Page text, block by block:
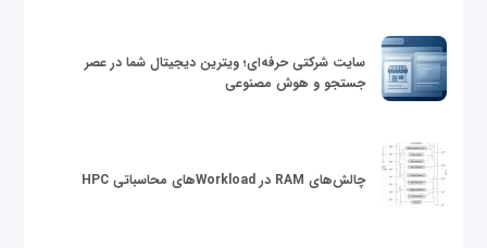
سایت شرکتی حرفه‌ای؛ ویترین دیجیتال شما در عصر
جستجو و هوش مصنوعی
چالش‌های RAM در Workloadهای محاسباتی HPC